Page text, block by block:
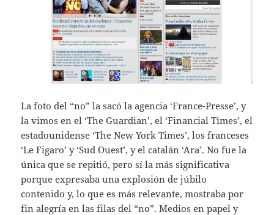
La foto del “no” la sacó la agencia ‘France-Presse’, y
la vimos en el ‘The Guardian’, el ‘Financial Times’, el
estadounidense ‘The New York Times’, los franceses
‘Le Figaro’ y ‘Sud Ouest’, y el catalán ‘Ara’. No fue la
única que se repitió, pero sí la más significativa
porque expresaba una explosión de júbilo
contenido y, lo que es más relevante, mostraba por
fin alegría en las filas del “no”. Medios en papel y